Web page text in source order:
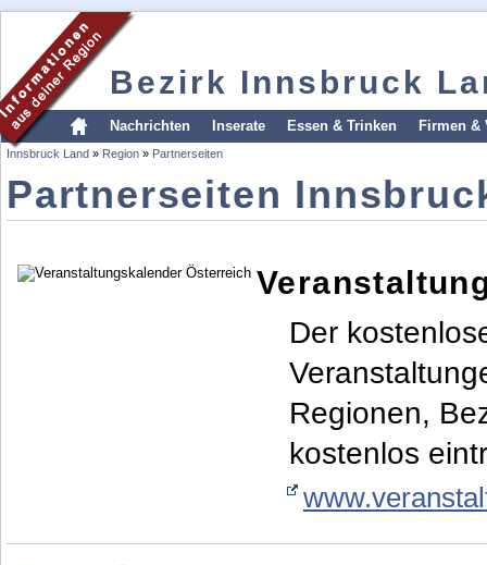
Bezirk Innsbruck
Nachrichten Inserate Essen & Trinken Firmen &
Innsbruck Land » Region » Partnerseiten
Partnerseiten
Der
Regionen,
kostenlos